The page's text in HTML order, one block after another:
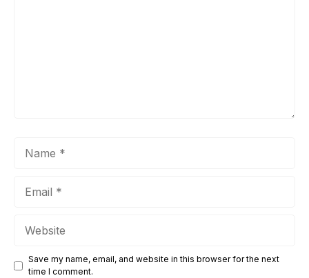
Save my name, email, and website in this browser for the next
time I comment.